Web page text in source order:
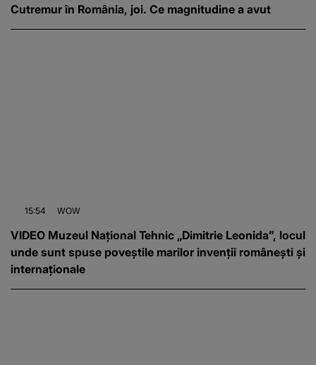
Cutremur în România, joi. Ce magnitudine a avut
15:54 WOW
VIDEO Muzeul Național Tehnic „Dimitrie Leonida”, locul
unde sunt spuse poveștile marilor invenții românești și
internaționale